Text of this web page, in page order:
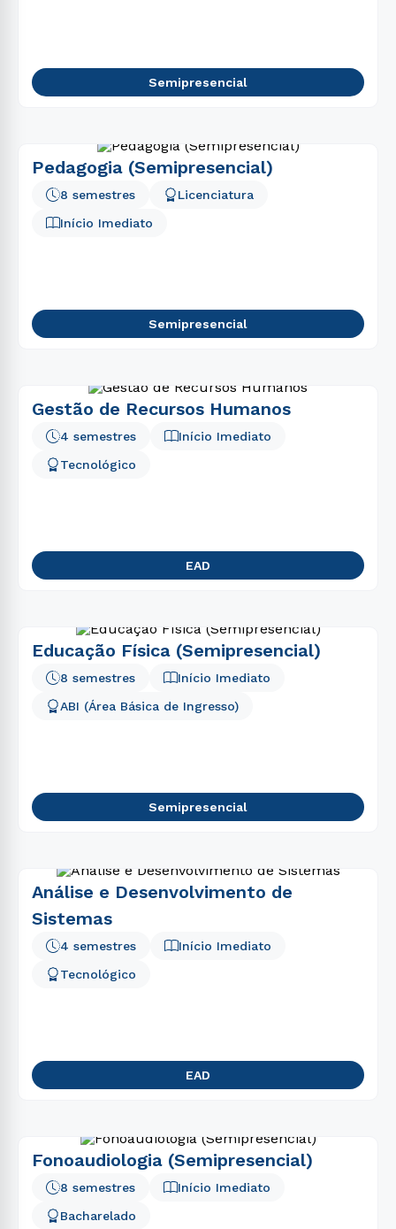
Semipresencial
Pedagogia (Semipresencial)
8 semestres
Licenciatura
Início Imediato
Semipresencial
Gestão de Recursos Humanos
Início Imediato
Tecnológico
4 semestres
EAD
Educação Física (Semipresencial)
8 semestres
Início Imediato
ABI (Área Básica de Ingresso)
Semipresencial
Análise e Desenvolvimento de
Sistemas
Início Imediato
Tecnológico
4 semestres
EAD
Fonoaudiologia (Semipresencial)
Início Imediato
8 semestres
Bacharelado